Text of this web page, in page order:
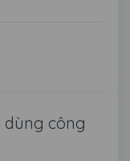
dùng công